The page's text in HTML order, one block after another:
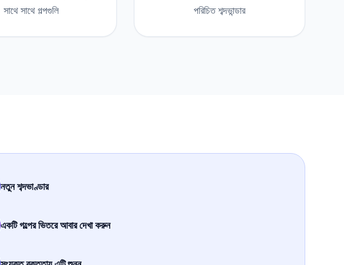
সাথে সাথে গল্পগুলি
পরিচিত শব্দভান্ডার
নতুন শব্দভাণ্ডার
একটি গল্পের ভিতরে আবার দেখা করুন